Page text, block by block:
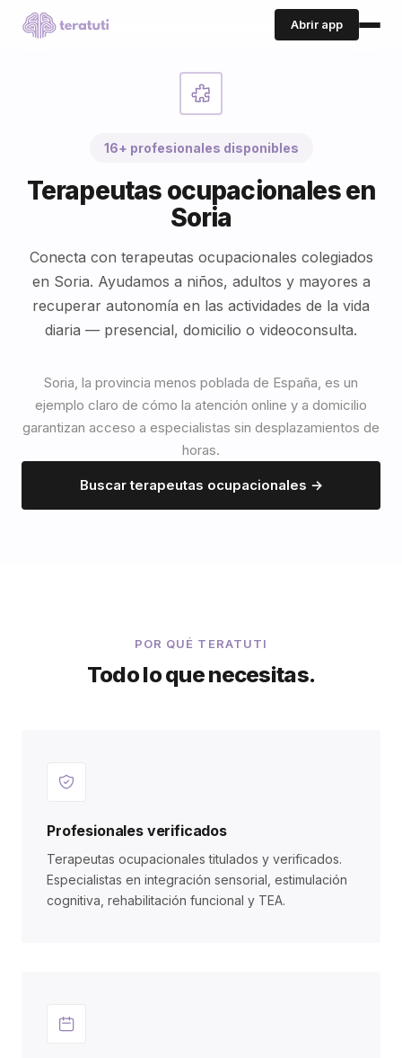
Abrir app
16+ profesionales disponibles
Terapeutas ocupacionales en
Soria
Conecta con terapeutas ocupacionales colegiados
en Soria. Ayudamos a niños, adultos y mayores a
recuperar autonomía en las actividades de la vida
diaria — presencial, domicilio o videoconsulta.
Soria, la provincia menos poblada de España, es un
ejemplo claro de cómo la atención online y a domicilio
garantizan acceso a especialistas sin desplazamientos de
horas.
Buscar terapeutas ocupacionales →
POR QUÉ TERATUTI
Todo lo que necesitas.
Profesionales verificados
Terapeutas ocupacionales titulados y verificados.
Especialistas en integración sensorial, estimulación
cognitiva, rehabilitación funcional y TEA.